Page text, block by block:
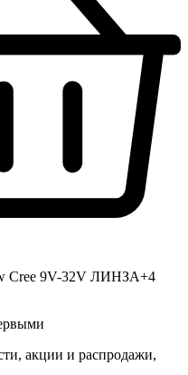
Cree 9V-32V ЛИНЗА+4
акции и распродажи,